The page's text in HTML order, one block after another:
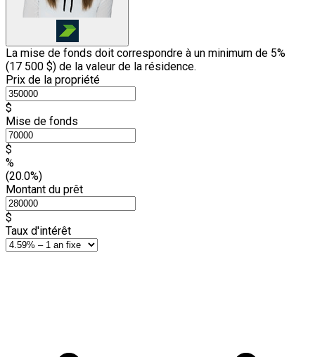
La mise de fonds doit correspondre à un minimum de 5%
(17 500 $) de la valeur de la résidence.
Prix de la propriété
$
Mise de fonds
$
%
(20.0%)
Montant du prêt
$
Taux d'intérêt